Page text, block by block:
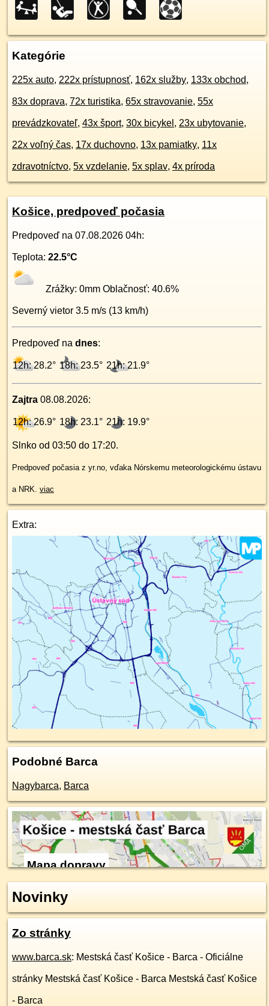
Kategórie
225x auto, 222x prístupnosť, 162x služby, 133x obchod,
83x doprava, 72x turistika, 65x stravovanie, 55x
prevádzkovateľ, 43x šport, 30x bicykel , 23x ubytovanie,
22x voľný čas, 17x duchovno, 13x pamiatky, 11x
zdravotníctvo, 5x vzdelanie, 5x splav, 4x príroda
Košice, predpoveď počasia
Predpoveď na 07.08.2026 04h:
Teplota: 22.5°C
Zrážky: 0mm Oblačnosť: 40.6%
Severný vietor 3.5 m/s (13 km/h)
Predpoveď na dnes:
12h: 28.2° 18h: 23.5° 21h: 21.9°
Zajtra 08.08.2026:
12h: 26.9° 18h: 23.1° 21h: 19.9°
Slnko od 03:50 do 17:20.
Predpoveď počasia z yr.no, vďaka Nórskemu meteorologickému ústavu
a NRK. viac
Extra:
Podobné Barca
Nagybarca, Barca
Mapa dopravy
Novinky
Zo stránky
www.barca.sk: Mestská časť Košice - Barca - Oficiálne
stránky Mestská časť Košice - Barca Mestská časť Košice
- Barca